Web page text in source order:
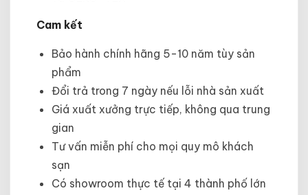
Cam kết
Bảo hành chính hãng 5-10 năm tùy sản
phẩm
Đổi trả trong 7 ngày nếu lỗi nhà sản xuất
Giá xuất xưởng trực tiếp, không qua trung
gian
Tư vấn miễn phí cho mọi quy mô khách
sạn
Có showroom thực tế tại 4 thành phố lớn